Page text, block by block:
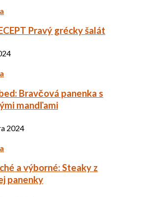
Pravý grécky šalát
Bravčová panenka s
mandľami
2024
a výborné: Steaky z
panenky